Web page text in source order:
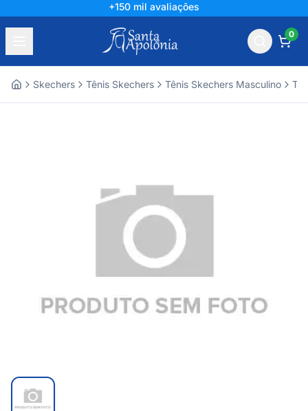
+150 mil avaliações
0
Skechers Tênis Skechers Tênis Skechers Masculino